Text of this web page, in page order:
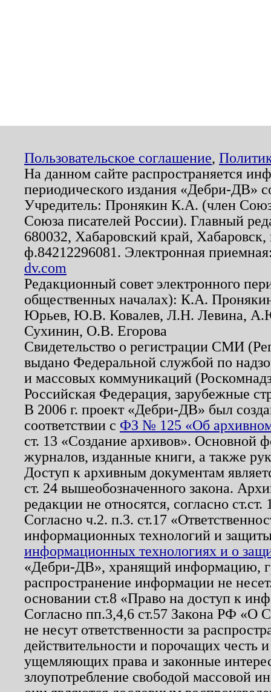
Пользовательское соглашение,
На данном сайте распространяется
периодического издания «Дебри-ДВ»
Учредитель: Пронякин К.А. (член
Союза писателей России). Главный
680032, Хабаровский край,
ф.84212296081. Электронная
dv.com
Редакционный совет электронного
общественных началах): К.А.
Юрьев, Ю.В. Ковалев, Л.Н. Левина,
Сухинин, О.В. Егорова
Свидетельство о регистрации СМИ
выдано Федеральной службой по
и массовых коммуникаций
Российская Федерация, зарубежные
В 2006 г. проект «Дебри-ДВ» был
соответствии с ФЗ № 125 «Об
ст. 13 «Создание архивов». Основной
журналов, изданные книги, а также
Доступ к архивным документам
ст. 24 вышеобозначенного закона.
редакции не относятся, согласно
Согласно ч.2. п.3. ст.17
информационных технологий и
информационных технологиях и о
«Дебри-ДВ», хранящий информацию,
распространение информации не
основании ст.8 «Право на доступ к
Согласно пп.3,4,6 ст.57 Закона РФ «О
не несут ответственности за
действительности и порочащих честь
ущемляющих права и законные
злоупотребление свободой массовой